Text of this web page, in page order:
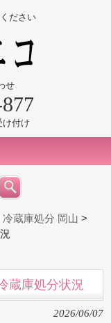
ださい
せ
け付け
冷蔵庫処分 岡山 >
蔵庫処分状況
2026/06/07